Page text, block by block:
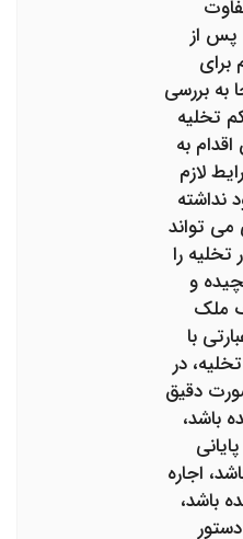
پس از
برای
به بررسی
تخلیه
به
لازم
نداشته
می تواند
تخلیه را
و
ملک
با
در
دقیق
باشد،
اجاره
باشد،